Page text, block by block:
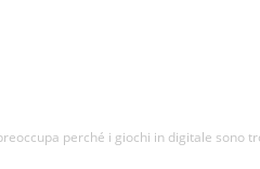
perché i giochi in digitale sono